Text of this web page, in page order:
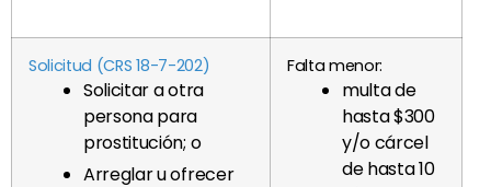
Solicitud (CRS 18-7-202)
Solicitar a otra
persona para
prostitución; o
Arreglar u ofrecer
Falta menor:
multa de
hasta $300
y/o cárcel
de hasta 10